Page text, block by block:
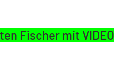
Fischer mit VIDEO